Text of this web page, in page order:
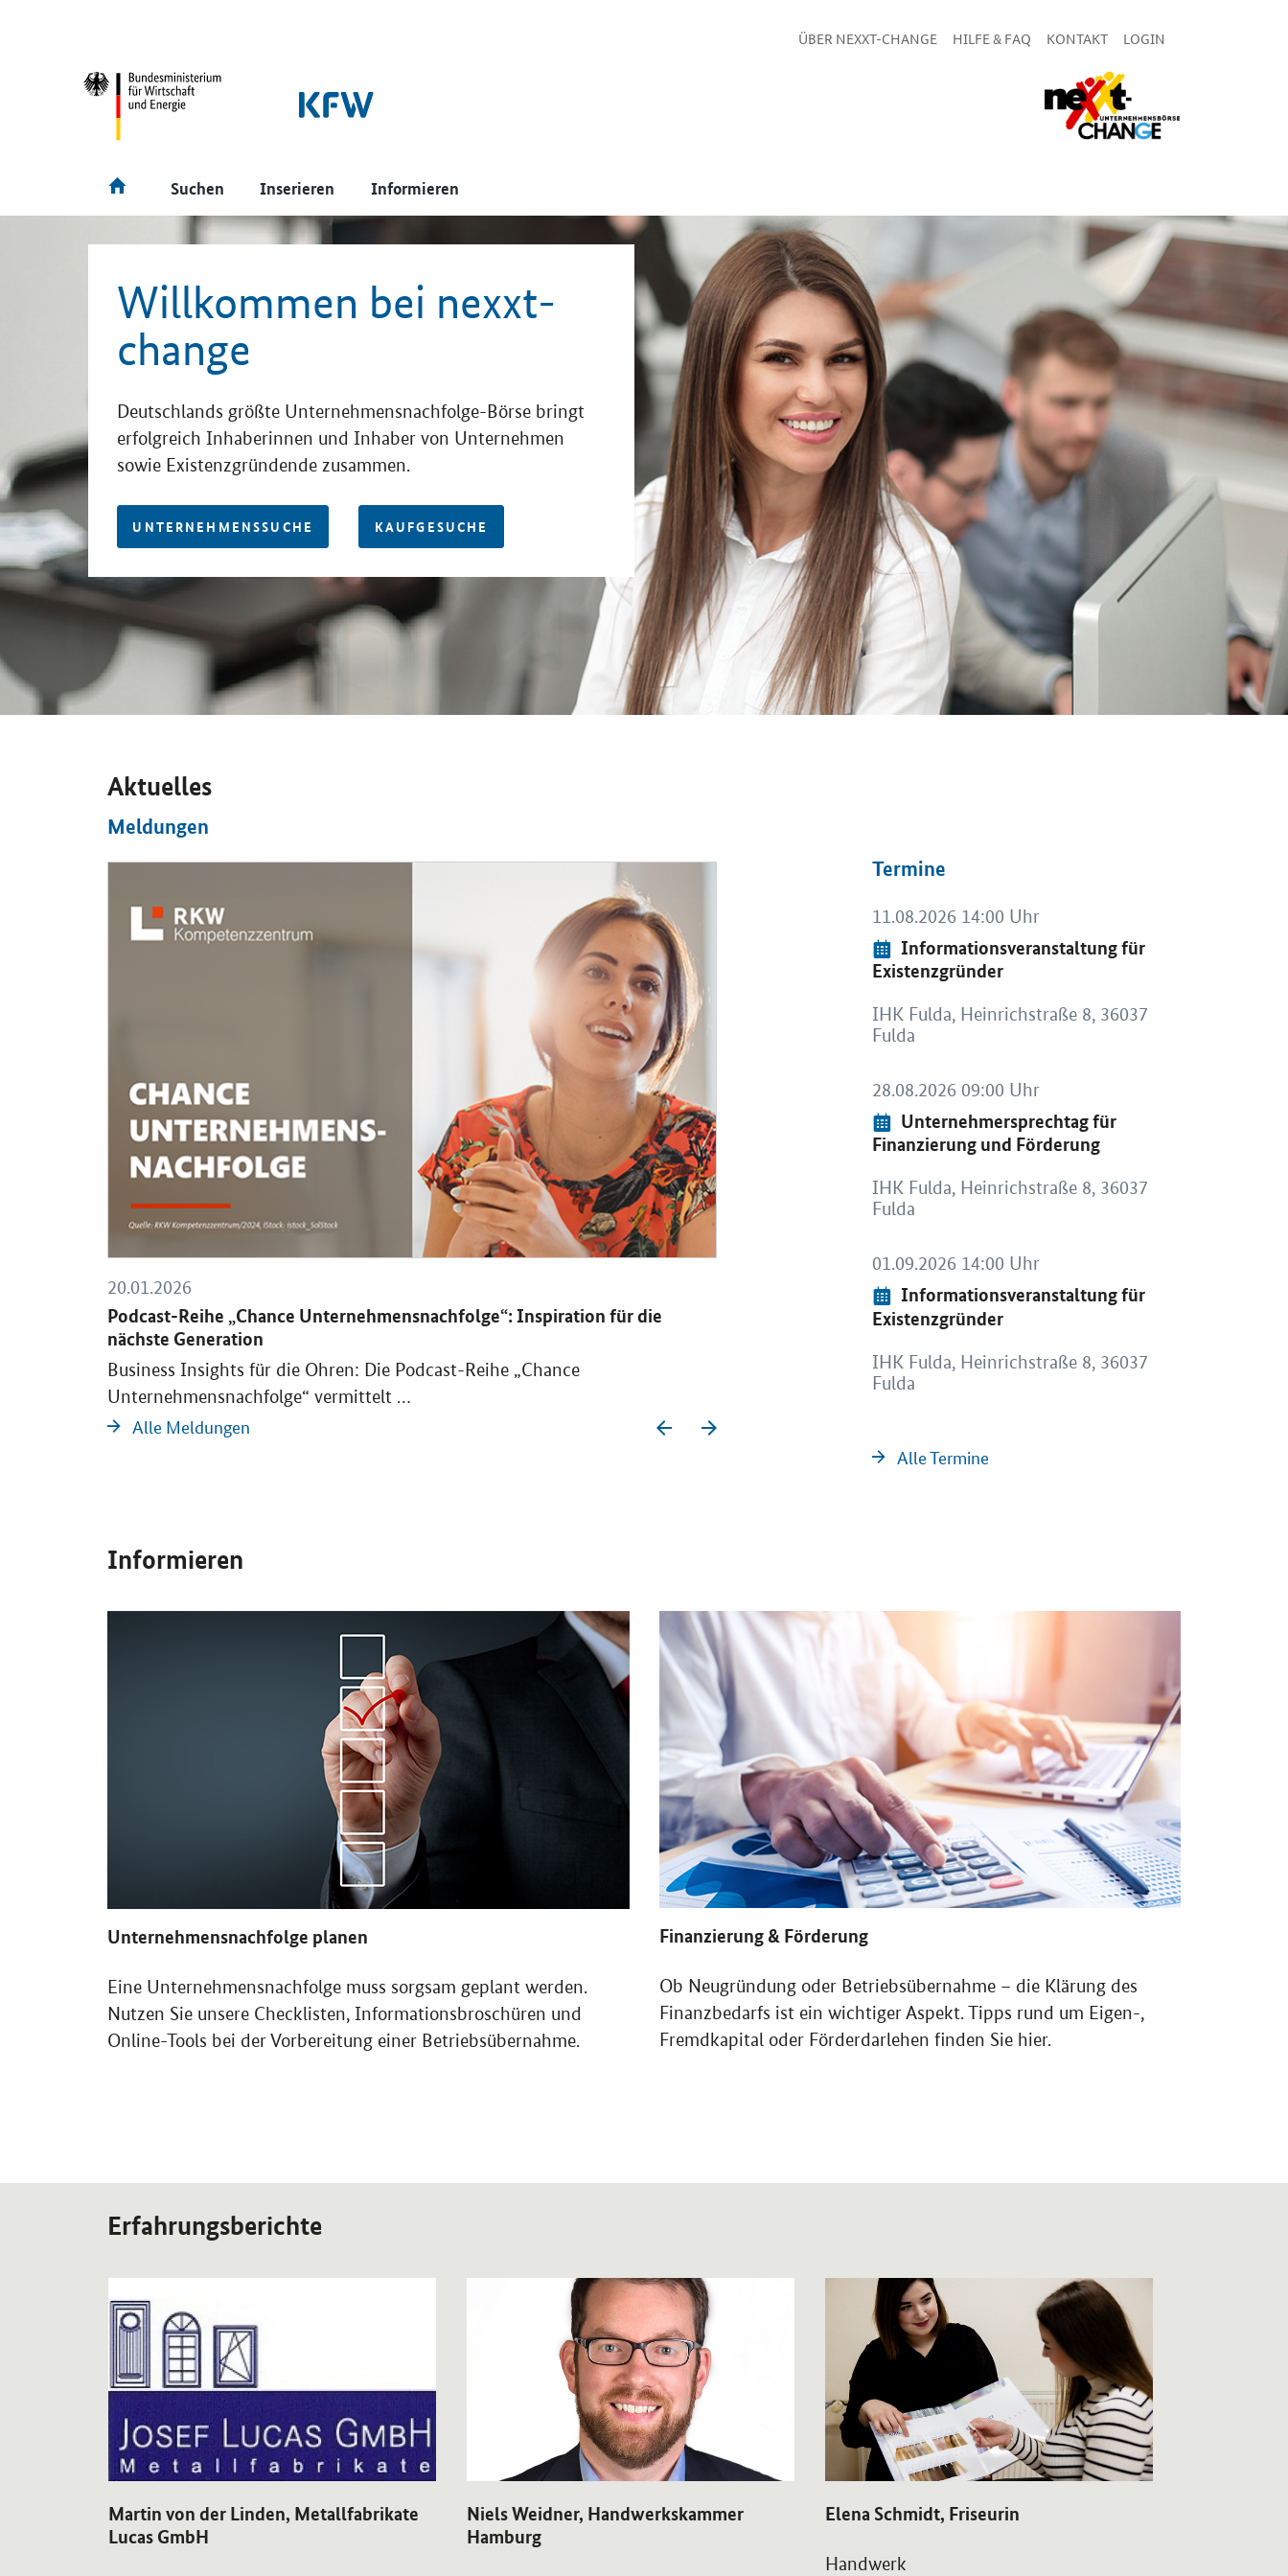
ÜBER NEXXT-CHANGE HILFE & FAQ KONTAKT LOGIN
Suchen Inserieren Informieren
Willkommen bei nexxt-
change
Deutschlands größte Unternehmensnachfolge-Börse bringt
erfolgreich Inhaberinnen und Inhaber von Unternehmen
sowie Existenzgründende zusammen.
UNTERNEHMENSSUCHE KAUFGESUCHE
Aktuelles
Meldungen
20.01.2026
Podcast-Reihe „Chance Unternehmensnachfolge“: Inspiration für die
nächste Generation
Business Insights für die Ohren: Die Podcast-Reihe „Chance
Unternehmensnachfolge“ vermittelt …
Wettbewerb des Projekts „Frau-Handwerk-Nachfolge“ – jetzt
Alle Meldungen
Termine
11.08.2026 14:00 Uhr
Event:
Informationsveranstaltung für
Existenzgründer
IHK Fulda, Heinrichstraße 8, 36037
Fulda
OeffnetEinzelsicht
28.08.2026 09:00 Uhr
Event:
Unternehmersprechtag für
Finanzierung und Förderung
IHK Fulda, Heinrichstraße 8, 36037
Fulda
OeffnetEinzelsicht
01.09.2026 14:00 Uhr
Event:
Informationsveranstaltung für
Existenzgründer
IHK Fulda, Heinrichstraße 8, 36037
Fulda
OeffnetEinzelsicht
Alle Termine
Informieren
Unternehmensnachfolge planen
Eine Unternehmensnachfolge muss sorgsam geplant werden.
Nutzen Sie unsere Checklisten, Informationsbroschüren und
Online-Tools bei der Vorbereitung einer Betriebsübernahme.
Finanzierung & Förderung
Ob Neugründung oder Betriebsübernahme – die Klärung des
Finanzbedarfs ist ein wichtiger Aspekt. Tipps rund um Eigen-,
Fremdkapital oder Förderdarlehen finden Sie hier.
OeffnetEinzelsicht
Erfahrungsberichte
Martin von der Linden, Metallfabrikate
Lucas GmbH
Niels Weidner, Handwerkskammer
Hamburg
OeffnetEinzelsicht
Elena Schmidt, Friseurin
Handwerk
OeffnetEinzelsicht